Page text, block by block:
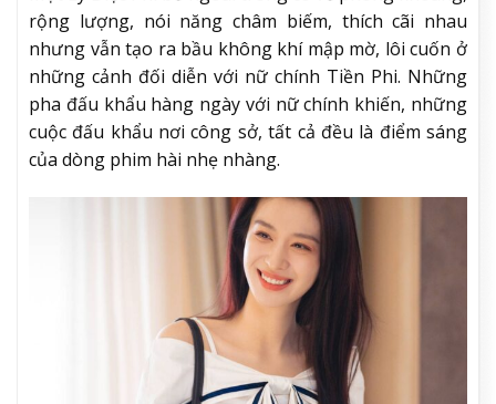
rộng lượng, nói năng châm biếm, thích cãi nhau
nhưng vẫn tạo ra bầu không khí mập mờ, lôi cuốn ở
những cảnh đối diễn với nữ chính Tiền Phi. Những
pha đấu khẩu hàng ngày với nữ chính khiến, những
cuộc đấu khẩu nơi công sở, tất cả đều là điểm sáng
của dòng phim hài nhẹ nhàng.